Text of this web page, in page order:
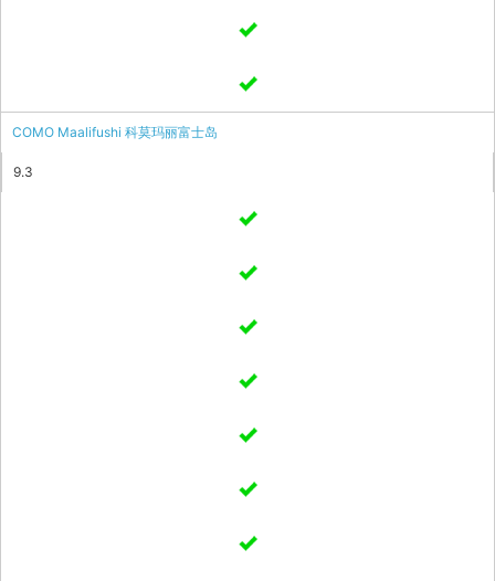
COMO Maalifushi 科莫玛丽富士岛
9.3